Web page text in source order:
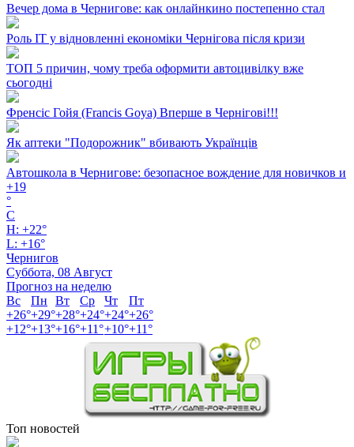
Вечер дома в Чернигове: как онлайнкино постепенно стал
Роль ІТ у відновленні економіки Чернігова після кризи
ТОП 5 причин, чому треба оформити автоцивілку вже
сьогодні
Френсіс Гойя (Francis Goya) Вперше в Чернігові!!!
Як аптеки "Подорожник" вбивають Українців
Автошкола в Чернигове: безопасное вождение для новичков и
+19
°
C
H: +22°
L: +16°
Чернигов
Суббота, 08 Август
Прогноз на неделю
Вс
Пн Вт Ср Чт
Пт
+26°+29°+28°+24°+24°+26°
+12°+13°+16°+11°+10°+11°
Топ новостей